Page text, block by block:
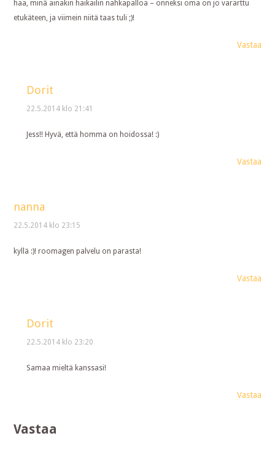
haa, minä ainakin haikailin nahkapalloa – onneksi oma on jo vararttu
etukäteen, ja viimein niitä taas tuli ;)!
Vastaa
Dorit
22.5.2014 klo 21:41
Jess!! Hyvä, että homma on hoidossa! :)
Vastaa
nanna
22.5.2014 klo 23:15
kyllä :)! roomagen palvelu on parasta!
Vastaa
Dorit
22.5.2014 klo 23:20
Samaa mieltä kanssasi!
Vastaa
Vastaa